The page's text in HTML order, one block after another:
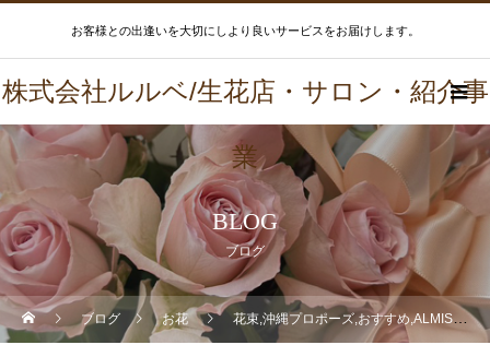
お客様との出逢いを大切にしより良いサービスをお届けします。
株式会社ルルベ/生花店・サロン・紹介事
業
BLOG
ブログ
ブログ お花 花束,沖縄プロポーズ,おすすめ,ALMISNAKIJIN,ハレクラニ,沖縄プロポーズプラン,赤バラ108本,花屋ルルベ,配達